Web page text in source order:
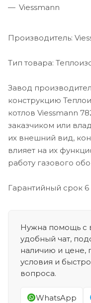
Viessmann
Производитель:
Тип товара:
Завод
конструкцию
котлов Viessmann
заказчиком или
их внешний вид,
влияет на их
работу газового
Гарантийный срок
Нужна помощь с
удобный чат,
наличию и
условия и
вопроса.
WhatsApp